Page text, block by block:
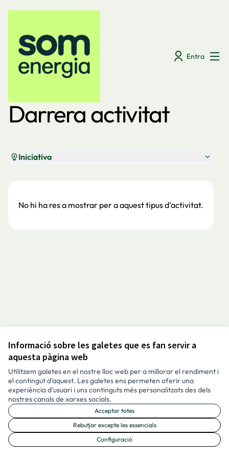
Informació sobre les galetes que es fan servir a
aquesta pàgina web
Utilitzem galetes en el nostre lloc web per a millorar el rendiment i
el contingut d'aquest. Les galetes ens permeten oferir una
experiència d'usuari i uns continguts més personalitzats des dels
nostres canals de xarxes socials.
Acceptar totes
Rebutjar excepte les essencials
Configuració
Entra
Darreres activitats
Darrera activitat
Iniciativa
No hi ha res a mostrar per a aquest tipus d'activitat.
Avís legal i condicions d’ús
Configuració de les galetes
Català
Triar la llenguaElegir el idiomaAukeratu hizkuntzaChoose language
Made with ❤️
(Enllaç extern)
Web creada amb programari lliure.
Amb
(Enllaç